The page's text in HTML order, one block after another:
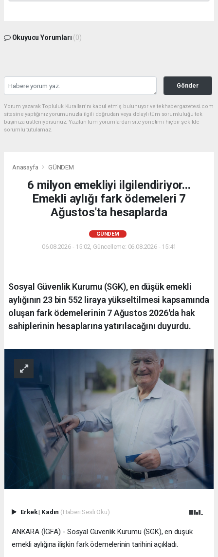
Okuyucu Yorumları (0)
Gönder
Yorum yazarak Topluluk Kuralları’nı kabul etmiş bulunuyor ve tekhabergazetesi.com
sitesine yaptığınız yorumunuzla ilgili doğrudan veya dolaylı tüm sorumluluğu tek
başınıza üstleniyorsunuz. Yazılan tüm yorumlardan site yönetimi hiçbir şekilde
sorumlu tutulamaz.
Anasayfa GÜNDEM
6 milyon emekliyi ilgilendiriyor...
Emekli aylığı fark ödemeleri 7
Ağustos'ta hesaplarda
GÜNDEM
06.08.2026 - 15:02, Güncelleme: 06.08.2026 - 15:41
Sosyal Güvenlik Kurumu (SGK), en düşük emekli
aylığının 23 bin 552 liraya yükseltilmesi kapsamında
oluşan fark ödemelerinin 7 Ağustos 2026'da hak
sahiplerinin hesaplarına yatırılacağını duyurdu.
Erkek| Kadın (Haberi Sesli Oku)
ANKARA (İGFA) - Sosyal Güvenlik Kurumu (SGK), en düşük
emekli aylığına ilişkin fark ödemelerinin tarihini açıkladı.